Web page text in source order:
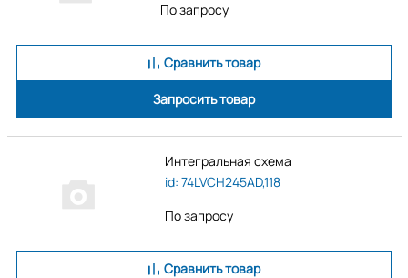
По запросу
Сравнить товар
Запросить товар
Интегральная схема
id: 74LVCH245AD,118
По запросу
Сравнить товар